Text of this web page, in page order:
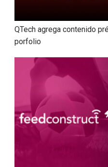
QTech agrega contenido
porfolio